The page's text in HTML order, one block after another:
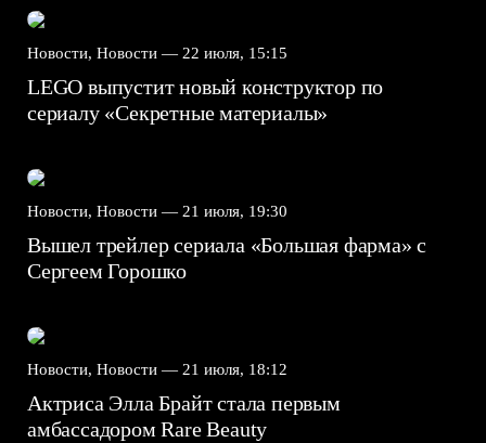
Новости, Новости — 22 июля, 15:15
LEGO выпустит новый конструктор по
сериалу «Секретные материалы»
Новости, Новости — 21 июля, 19:30
Вышел трейлер сериала «Большая фарма» с
Сергеем Горошко
Новости, Новости — 21 июля, 18:12
Актриса Элла Брайт стала первым
амбассадором Rare Beauty